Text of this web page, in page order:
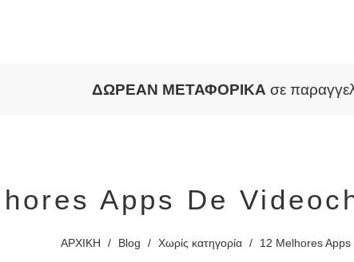
ΔΩΡΕΑΝ ΜΕΤΑΦΟΡΙΚΑ σε
Apps De
ΑΡΧΙΚΗ / Blog / Χωρίς κατηγορία / 12 Melhores